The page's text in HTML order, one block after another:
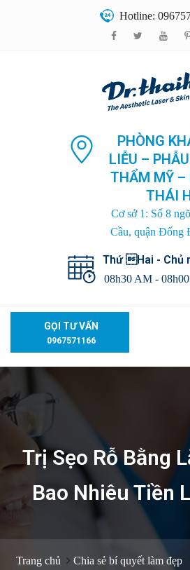
Hotline:
PHÒNG
LIỄU –
THẨM MỸ –
THÁI
Cơ sở 1: Số 8
Cầu, quận Đống
Thứ Hai - Chủ
08h30 AM -
GỌI TƯ VẤN
0967571166
Trị Sẹo Rỗ Bằng
Bao Nhiêu Tiền
Trang chủ Chia sẻ bí quyết làm đẹp